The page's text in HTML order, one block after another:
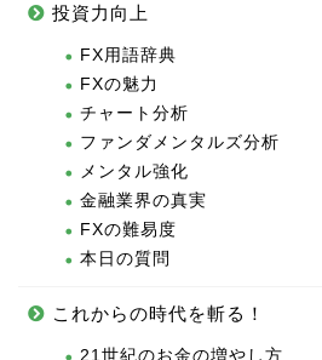
投資力向上
FX用語辞典
FXの魅力
チャート分析
ファンダメンタルズ分析
メンタル強化
金融業界の真実
FXの難易度
本日の質問
これからの時代を斬る！
21世紀のお金の増やし方